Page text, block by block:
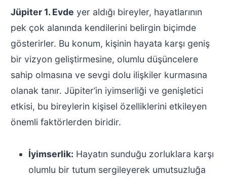
Jüpiter 1. Evde yer aldığı bireyler, hayatlarının
pek çok alanında kendilerini belirgin biçimde
gösterirler. Bu konum, kişinin hayata karşı geniş
bir vizyon geliştirmesine, olumlu düşüncelere
sahip olmasına ve sevgi dolu ilişkiler kurmasına
olanak tanır. Jüpiter’in iyimserliği ve genişletici
etkisi, bu bireylerin kişisel özelliklerini etkileyen
önemli faktörlerden biridir.
İyimserlik: Hayatın sunduğu zorluklara karşı
olumlu bir tutum sergileyerek umutsuzluğa